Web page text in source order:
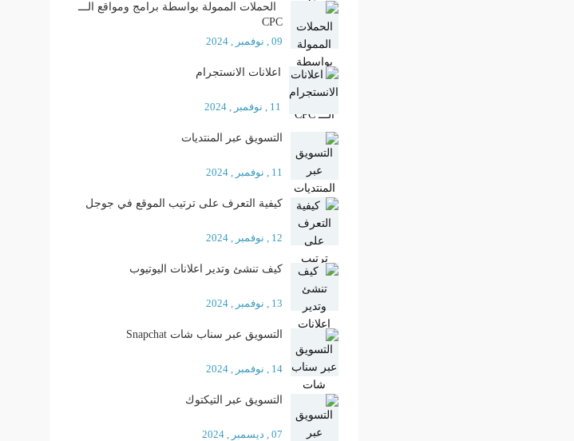
الحملات الممولة بواسطة برامج ومواقع الـــ
CPC
09 , نوفمبر , 2024
اعلانات الانستجرام
11 , نوفمبر , 2024
التسويق عبر المنتديات
11 , نوفمبر , 2024
كيفية التعرف على ترتيب الموقع في جوجل
12 , نوفمبر , 2024
كيف تنشئ وتدير اعلانات اليوتيوب
13 , نوفمبر , 2024
التسويق عبر سناب شات Snapchat
14 , نوفمبر , 2024
التسويق عبر التيكتوك
07 , ديسمبر , 2024